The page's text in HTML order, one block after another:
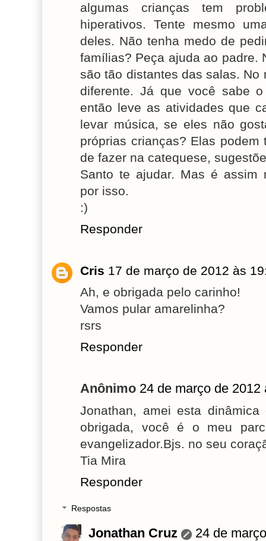
algumas crianças tem
hiperativos. Tente mesmo
deles. Não tenha medo de
famílias? Peça ajuda ao padre.
são tão distantes das salas.
diferente. Já que você sabe
então leve as atividades que
levar música, se eles não
próprias crianças? Elas
de fazer na catequese,
Santo te ajudar. Mas é assim
por isso.
:)
Responder
Cris 17 de março de 2012 às
Ah, e obrigada pelo carinho!
Vamos pular amarelinha?
rsrs
Responder
Anônimo 24 de março de 2012
Jonathan, amei esta
obrigada, você é o meu
evangelizador.Bjs. no seu
Tia Mira
Responder
Respostas
Jonathan Cruz 24 de